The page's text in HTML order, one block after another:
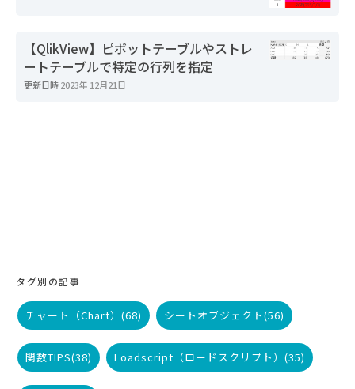
【QlikView】ピボットテーブルやストレ
ートテーブルで特定の行列を指定
更新日時2023年 12月21日
タグ別の記事
チャート（Chart） (68) シートオブジェクト(56)
関数TIPS(38) Loadscript（ロードスクリプト） (35)